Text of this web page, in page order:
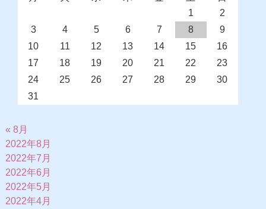
1
2
3
4 5 6 7 8
9
10
11 12 13 14 15
16
17
18 19 20 21 22
23
24
25 26 27 28 29
30
31
« 8月
2022年8月
2022年7月
2022年6月
2022年5月
2022年4月